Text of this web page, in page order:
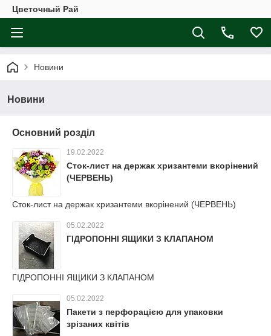
Цветочный Рай
Новини
Новини
Основний розділ
19.02.2022
Сток-лист на держак хризантеми вкорінений
(ЧЕРВЕНЬ)
Сток-лист на держак хризантеми вкорінений (ЧЕРВЕНЬ)
05.02.2022
ГІДРОПОННІ ЯЩИКИ З КЛАПАНОМ
ГІДРОПОННІ ЯЩИКИ З КЛАПАНОМ
05.02.2022
Пакети з перфорацією для упаковки
зрізаних квітів